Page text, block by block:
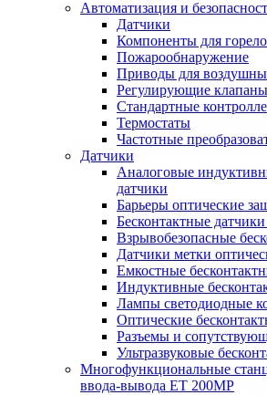
Автоматизация и
Датчики
Компоненты для
Пожарообнаружение
Приводы для
Регулирующие
Стандартные
Термостаты
Частотные
Датчики
Аналоговые
датчики
Барьеры оптические
Бесконтактные
Взрывобезопасные
Датчики метки
Емкостные
Индуктивные
Лампы светодиодные
Оптические
Разъемы и
Ультразвуковые
Многофункциональные
ввода-вывода ET 200MP